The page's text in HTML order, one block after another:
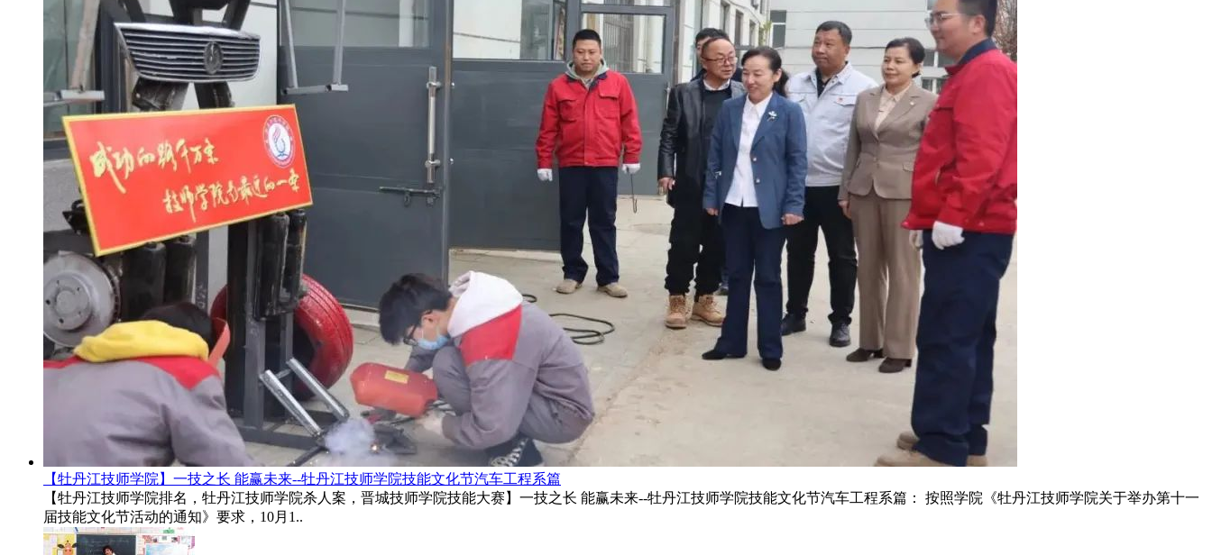
【牡丹江技师学院】一技之长 能赢未来--牡丹江技师学院技能文化节汽车工程系篇
【牡丹江技师学院排名，牡丹江技师学院杀人案，晋城技师学院技能大赛】一技之长 能赢未来--牡丹江技师学院技能文化节汽车工程系篇： 按照学院《牡丹江技师学院关于举办第十一
届技能文化节活动的通知》要求，10月1..